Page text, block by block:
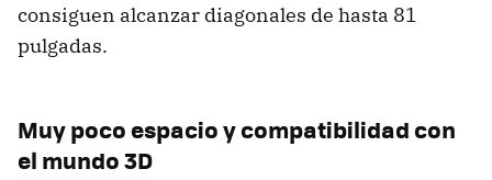
consiguen alcanzar diagonales de hasta 81
pulgadas.
Muy poco espacio y compatibilidad con
el mundo 3D